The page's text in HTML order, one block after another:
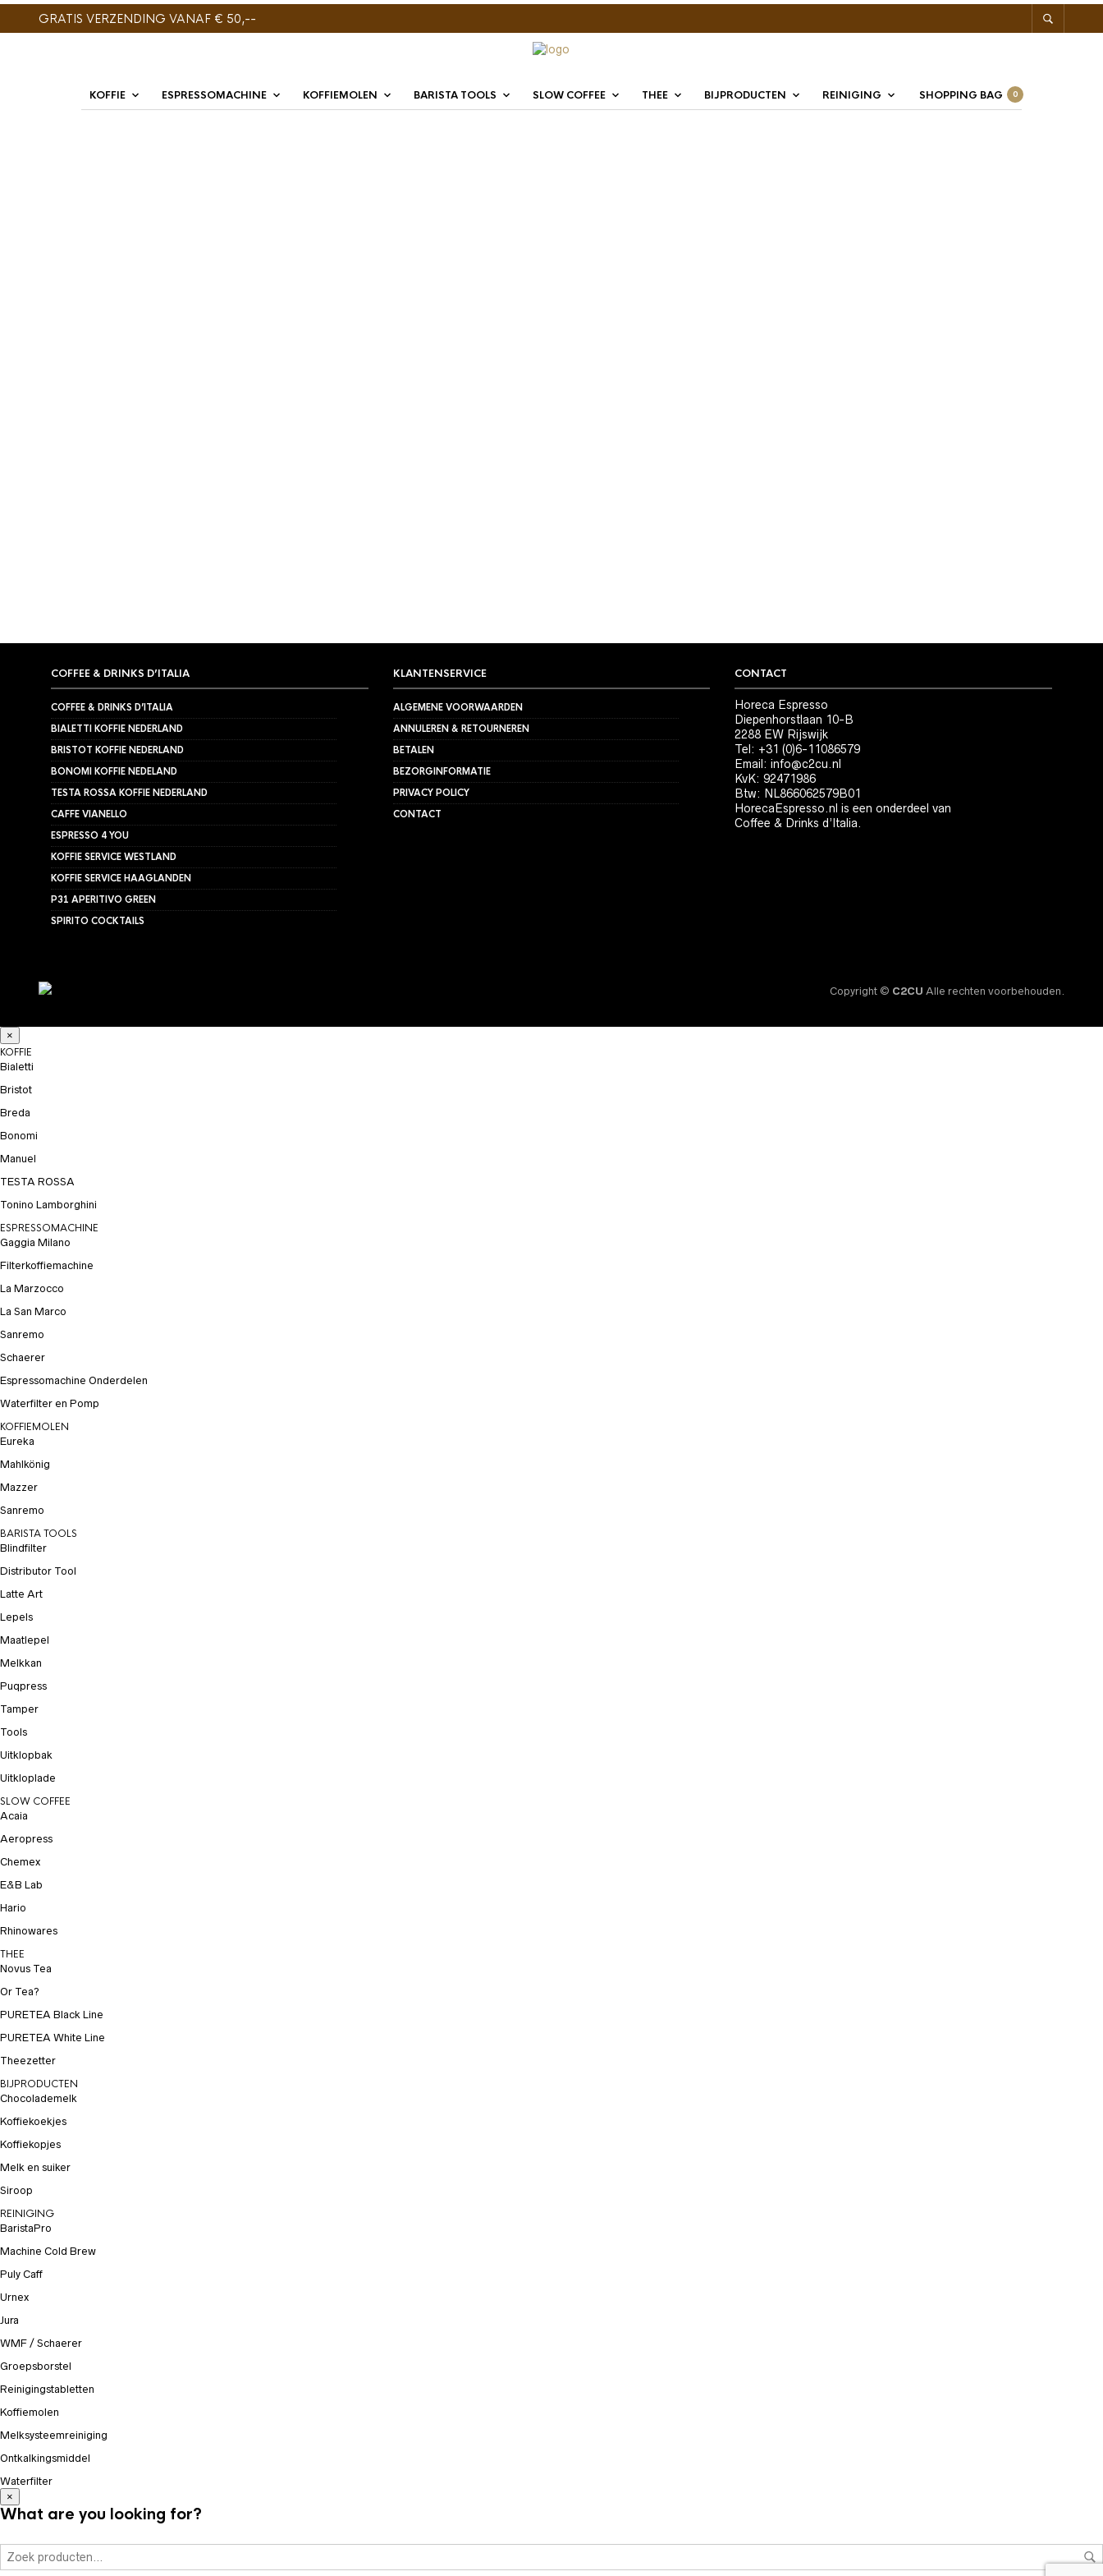
GRATIS VERZENDING VANAF € 50,--
KOFFIE ESPRESSOMACHINE KOFFIEMOLEN BARISTA TOOLS SLOW COFFEE THEE BIJPRODUCTEN REINIGING SHOPPING BAG 0
COFFEE & DRINKS D’ITALIA
COFFEE & DRINKS D’ITALIA
BIALETTI KOFFIE NEDERLAND
BRISTOT KOFFIE NEDERLAND
BONOMI KOFFIE NEDELAND
TESTA ROSSA KOFFIE NEDERLAND
CAFFE VIANELLO
ESPRESSO 4 YOU
KOFFIE SERVICE WESTLAND
KOFFIE SERVICE HAAGLANDEN
P31 APERITIVO GREEN
SPIRITO COCKTAILS
KLANTENSERVICE
ALGEMENE VOORWAARDEN
ANNULEREN & RETOURNEREN
BETALEN
BEZORGINFORMATIE
PRIVACY POLICY
CONTACT
CONTACT
Horeca Espresso
Diepenhorstlaan 10-B
2288 EW Rijswijk
Tel: +31 (0)6-11086579
Email:info@c2cu.nl
KvK: 92471986
Btw: NL866062579B01
HorecaEspresso.nl is een onderdeel van
Coffee & Drinks d’Italia.
Copyright © C2CU Alle rechten voorbehouden.
×
KOFFIE
Bialetti
Bristot
Breda
Bonomi
Manuel
TESTA ROSSA
Tonino Lamborghini
ESPRESSOMACHINE
Gaggia Milano
Filterkoffiemachine
La Marzocco
La San Marco
Sanremo
Schaerer
Espressomachine Onderdelen
Waterfilter en Pomp
KOFFIEMOLEN
Eureka
Mahlkönig
Mazzer
Sanremo
BARISTA TOOLS
Blindfilter
Distributor Tool
Latte Art
Lepels
Maatlepel
Melkkan
Puqpress
Tamper
Tools
Uitklopbak
Uitkloplade
SLOW COFFEE
Acaia
Aeropress
Chemex
E&B Lab
Hario
Rhinowares
THEE
Novus Tea
Or Tea?
PURETEA Black Line
PURETEA White Line
Theezetter
BIJPRODUCTEN
Chocolademelk
Koffiekoekjes
Koffiekopjes
Melk en suiker
Siroop
REINIGING
BaristaPro
Machine Cold Brew
Puly Caff
Urnex
Jura
WMF / Schaerer
Groepsborstel
Reinigingstabletten
Koffiemolen
Melksysteemreiniging
Ontkalkingsmiddel
Waterfilter
×
What are you looking for?